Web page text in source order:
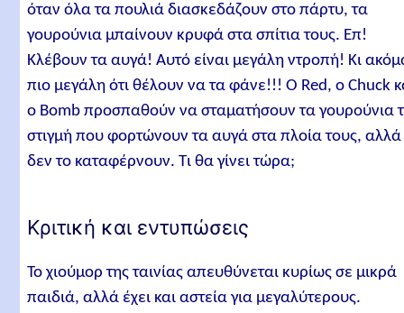
όταν όλα τα πουλιά διασκεδάζουν στο πάρτυ, τα
γουρούνια μπαίνουν κρυφά στα σπίτια τους. Επ!
Κλέβουν τα αυγά! Αυτό είναι μεγάλη ντροπή! Κι
πιο μεγάλη ότι θέλουν να τα φάνε!!! O Red, ο Chuck
ο Bomb προσπαθούν να σταματήσουν τα γουρούνια
στιγμή που φορτώνουν τα αυγά στα πλοία τους, αλλά
δεν το καταφέρνουν. Τι θα γίνει τώρα;
Κριτική και εντυπώσεις
Το χιούμορ της ταινίας απευθύνεται κυρίως σε μικρά
παιδιά, αλλά έχει και αστεία για μεγαλύτερους.